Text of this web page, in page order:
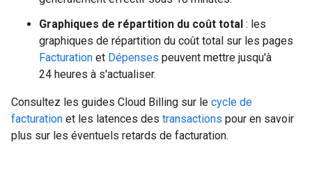
Graphiques de répartition du coût total : les
graphiques de répartition du coût total sur les pages
Facturation et Dépenses peuvent mettre jusqu'à
24 heures à s'actualiser.
Consultez les guides Cloud Billing sur le cycle de
facturation et les latences des transactions pour en savoir
plus sur les éventuels retards de facturation.